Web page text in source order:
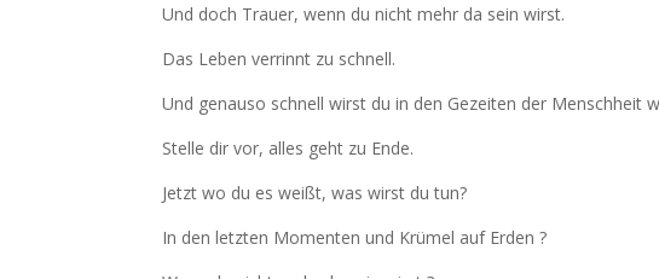
Und doch Trauer, wenn du nicht mehr da sein wirst.
Das Leben verrinnt zu schnell.
Und genauso schnell wirst du in den Gezeiten der Menschheit
Stelle dir vor, alles geht zu Ende.
Jetzt wo du es weißt, was wirst du tun?
In den letzten Momenten und Krümel auf Erden ?